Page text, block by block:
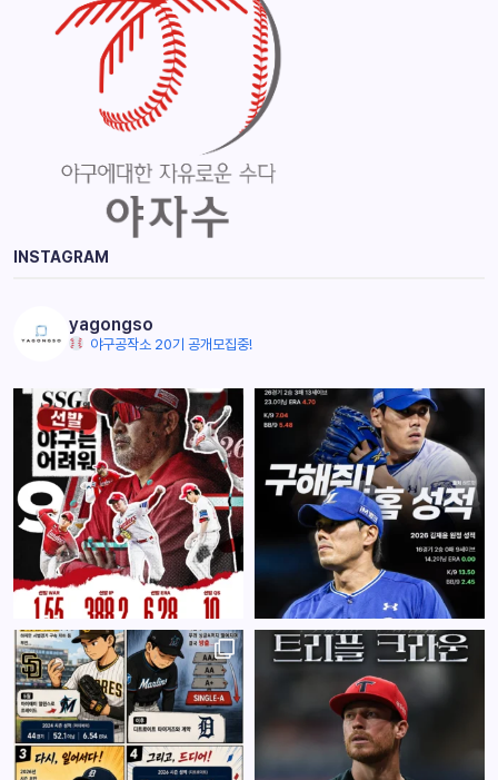
INSTAGRAM
yagongso
야구공작소 20기 공개모집중!